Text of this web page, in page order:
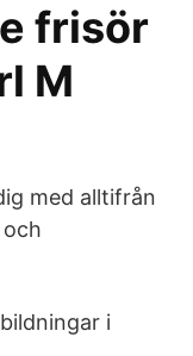
frisör
M
med alltifrån
i